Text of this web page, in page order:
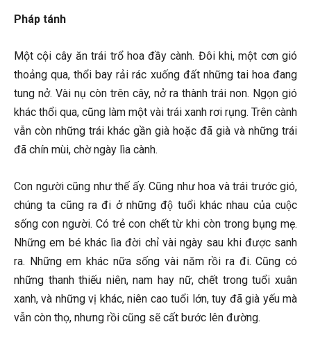
Pháp tánh
Một cội cây ăn trái trổ hoa đầy cành. Đôi khi, một cơn gió
thoảng qua, thổi bay rải rác xuống đất những tai hoa đang
tung nở. Vài nụ còn trên cây, nở ra thành trái non. Ngọn gió
khác thổi qua, cũng làm một vài trái xanh rơi rụng. Trên cành
vẫn còn những trái khác gần già hoặc đã già và những trái
đã chín mùi, chờ ngày lìa cành.
Con người cũng như thế ấy. Cũng như hoa và trái trước gió,
chúng ta cũng ra đi ở những độ tuổi khác nhau của cuộc
sống con người. Có trẻ con chết từ khi còn trong bụng mẹ.
Những em bé khác lìa đời chỉ vài ngày sau khi được sanh
ra. Những em khác nữa sống vài năm rồi ra đi. Cũng có
những thanh thiếu niên, nam hay nữ, chết trong tuổi xuân
xanh, và những vị khác, niên cao tuổi lớn, tuy đã già yếu mà
vẫn còn thọ, nhưng rồi cũng sẽ cất bước lên đường.